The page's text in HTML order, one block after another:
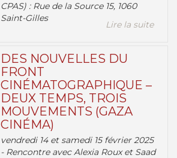
CPAS) : Rue de la Source 15, 1060
Saint-Gilles
Lire la suite
DES NOUVELLES DU
FRONT
CINÉMATOGRAPHIQUE –
DEUX TEMPS, TROIS
MOUVEMENTS (GAZA
CINÉMA)
vendredi 14 et samedi 15 février 2025
- Rencontre avec Alexia Roux et Saad